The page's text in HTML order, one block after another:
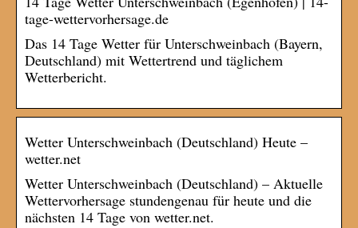
tage-wettervorhersage.de
Das 14 Tage Wetter für Unterschweinbach (Bayern,
Deutschland) mit Wettertrend und täglichem
Wetterbericht.
Wetter Unterschweinbach (Deutschland) Heute –
wetter.net
Wetter Unterschweinbach (Deutschland) – Aktuelle
Wettervorhersage stundengenau für heute und die
nächsten 14 Tage von wetter.net.